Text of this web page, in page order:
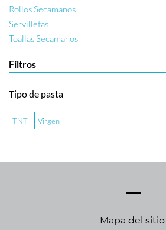
Rollos Secamanos
Servilletas
Toallas Secamanos
Filtros
Tipo de pasta
TNT Virgen
Mapa del sitio